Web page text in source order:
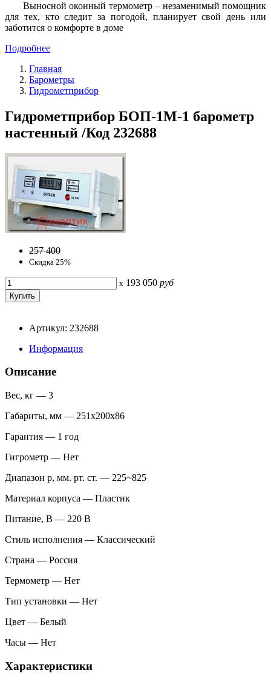
Выносной оконный термометр – незаменимый помощник
для тех, кто следит за погодой, планирует свой день или
заботится о комфорте в доме
Подробнее
Главная
Барометры
Гидрометприбор
Гидрометприбор БОП-1М-1 барометр
настенный /Код 232688
257 400
Скидка 25%
x 193 050 руб
Артикул: 232688
Информация
Описание
Вес, кг — 3
Габариты, мм — 251х200х86
Гарантия — 1 год
Гигрометр — Нет
Диапазон p, мм. рт. ст. — 225~825
Материал корпуса — Пластик
Питание, В — 220 В
Стиль исполнения — Классический
Страна — Россия
Термометр — Нет
Тип установки — Нет
Цвет — Белый
Часы — Нет
Характеристики